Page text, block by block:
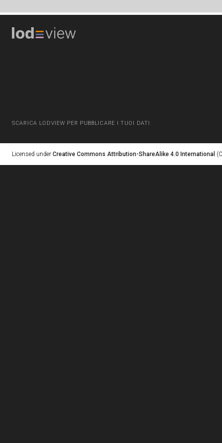
SCARICA LODVIEW PER PUBBLICARE I TUOI DATI
Licensed under Creative Commons Attribution-ShareAlike 4.0 International